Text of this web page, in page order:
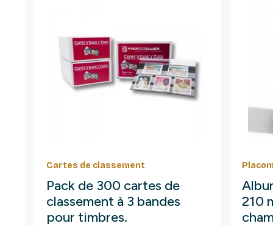
Cartes de classement
Pack de 300 cartes de
classement à 3 bandes
pour timbres.
210